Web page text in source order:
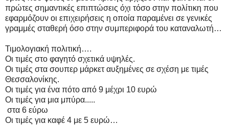
πρώτες σημαντικές επιπτώσεις όχι τόσο στην πολίτικη που
εφαρμόζουν οι επιχειρήσεις η οποία παραμένει σε γενικές
γραμμές σταθερή όσο στην συμπεριφορά του καταναλωτή…
Τιμολογιακή πολιτική….
Οι τιμές στο φαγητό σχετικά υψηλές.
Οι τιμές στα σουπερ μάρκετ αυξημένες σε σχέση με τιμές
Θεσσαλονίκης.
Οι τιμές για ένα πότο από 9 μέχρι 10 ευρώ
Οι τιμές για μια μπύρα.....
στα 6 εύρω
Οι τιμές για καφέ 4 με 5 ευρώ…